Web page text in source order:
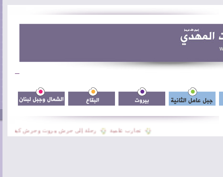
رحلة إلى حرش بيروت وحرش كيفون تجارب علمية